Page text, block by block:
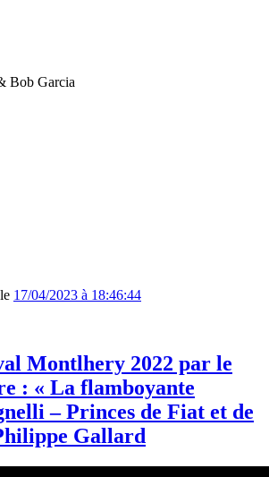
Bob Garcia
le 17/04/2023 à 18:46:44
Montlhery 2022 par le
: « La flamboyante
– Princes de Fiat et de
Gallard